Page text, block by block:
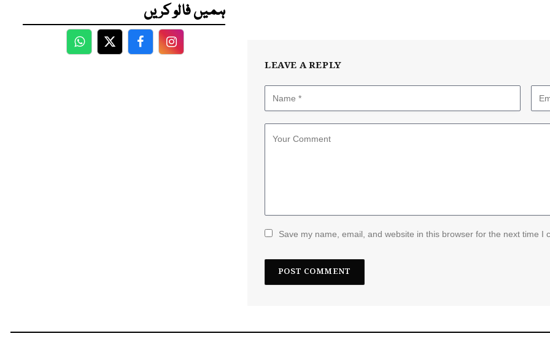
LEAVE A REPLY
Save my name, email, and website in this browser for the next time I
ہمیں فالو کریں
WhatsApp
TwitterFacebookFacebook